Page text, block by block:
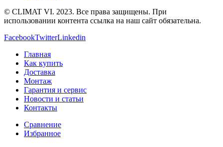
© CLIMAT VI. 2023. Все права защищены. При
использовании контента ссылка на наш сайт обязательна.
FacebookTwitterLinkedin
Главная
Как купить
Доставка
Монтаж
Гарантия и сервис
Новости и статьи
Контакты
Сравнение
Избранное